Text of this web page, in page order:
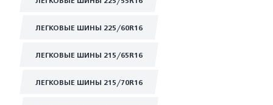
ЛЕГКОВЫЕ ШИНЫ 225/60R16
ЛЕГКОВЫЕ ШИНЫ 215/65R16
ЛЕГКОВЫЕ ШИНЫ 215/70R16